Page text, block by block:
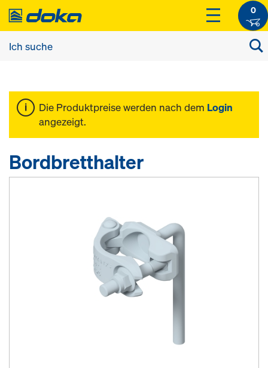
0
Die Produktpreise werden nach dem Login
angezeigt.
Bordbretthalter